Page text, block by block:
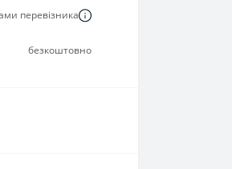
перевізника
безкоштовно